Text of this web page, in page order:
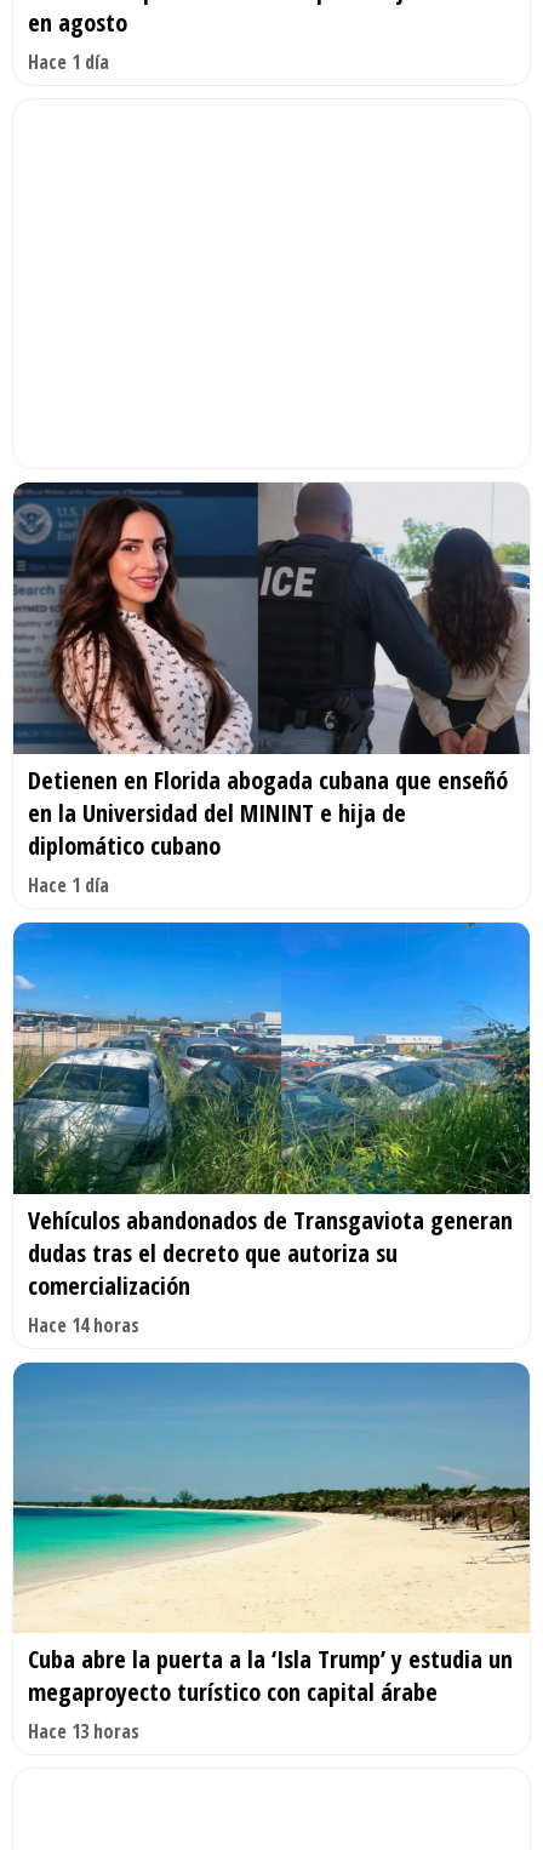
en agosto
Hace 1 día
Detienen en Florida abogada cubana que enseñó
en la Universidad del MININT e hija de
diplomático cubano
Hace 1 día
Vehículos abandonados de Transgaviota generan
dudas tras el decreto que autoriza su
comercialización
Hace 14 horas
Cuba abre la puerta a la ‘Isla Trump’ y estudia un
megaproyecto turístico con capital árabe
Hace 13 horas